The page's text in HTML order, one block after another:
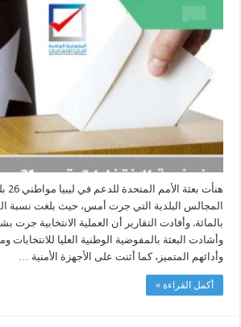
الأمم
المتحدة
تهنئ
الليبيين
على
نجاح
انتخابات
بالمائة. وأفادت التقارير أن العملية الانتخابية
وأشادت البعثة بالمفوضية الوطنية العليا للانتخابات
وأدائهم المتميز، كما أثنت على الأجهزة الأمنية …
أكمل القراءة »